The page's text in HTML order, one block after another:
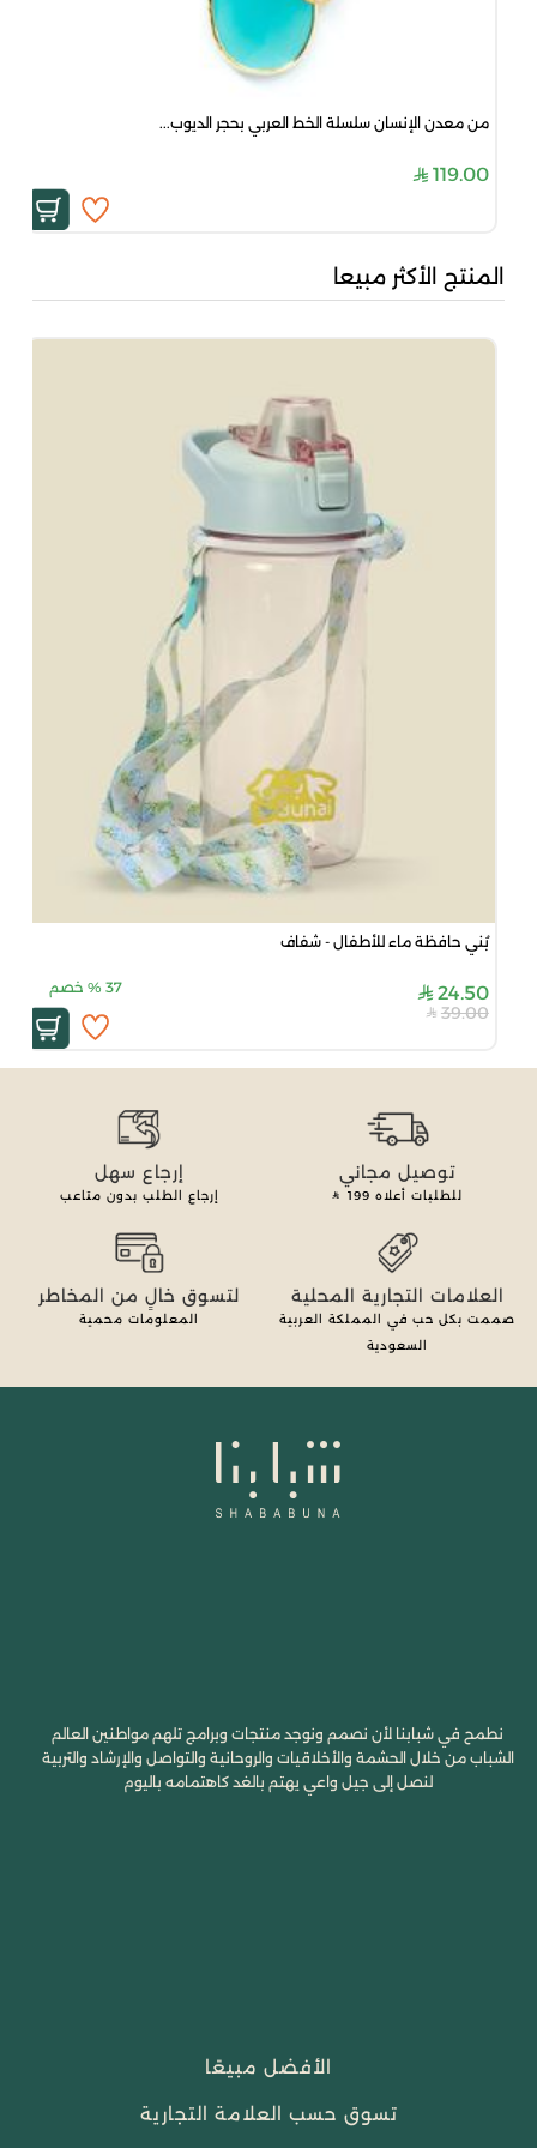
من معدن الإنسان سلسلة الخط العربي بحجر الديوب...
119.00
المنتج الأكثر مبيعا
بُني حافظة ماء للأطفال - شفاف
24.50
37
% خصم
39.00
توصيل مجاني
للطلبات أعلاه 199
إرجاع سهل
إرجاع الطلب بدون متاعب
العلامات التجارية المحلية
صممت بكل حب في المملكة العربية
السعودية
لتسوق خالٍ من المخاطر
المعلومات محمية
نطمح في شبابنا لأن نصمم ونوجد منتجات وبرامج تلهم مواطنين العالم
الشباب من خلال الحشمة والأخلاقيات والروحانية والتواصل والإرشاد والتربية
لنصل إلى جيل واعي يهتم بالغد كاهتمامه باليوم
الأفضل مبيعًا
تسوق حسب العلامة التجارية